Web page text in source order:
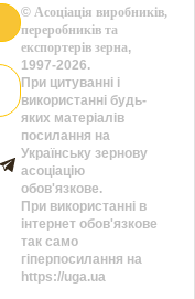
©Асоціація виробників,
переробників та
експортерів зерна,
1997-2026.
При цитуванні і
використанні будь-
яких матеріалів
посилання на
Українську зернову
асоціацію
обов'язкове.
При використанні в
інтернет обов'язкове
так само
гіперпосилання на
https://uga.ua